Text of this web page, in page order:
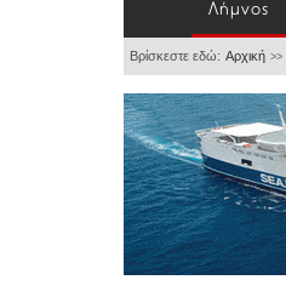
Λήμνος
Βρίσκεστε εδώ: Αρχική >>